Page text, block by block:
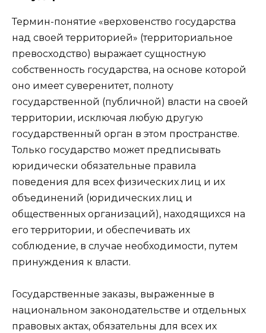
Термин-понятие «верховенство государства
над своей территорией» (территориальное
превосходство) выражает сущностную
собственность государства, на основе которой
оно имеет суверенитет, полноту
государственной (публичной) власти на своей
территории, исключая любую другую
государственный орган в этом пространстве.
Только государство может предписывать
юридически обязательные правила
поведения для всех физических лиц и их
объединений (юридических лиц и
общественных организаций), находящихся на
его территории, и обеспечивать их
соблюдение, в случае необходимости, путем
принуждения к власти.
Государственные заказы, выраженные в
национальном законодательстве и отдельных
правовых актах, обязательны для всех их